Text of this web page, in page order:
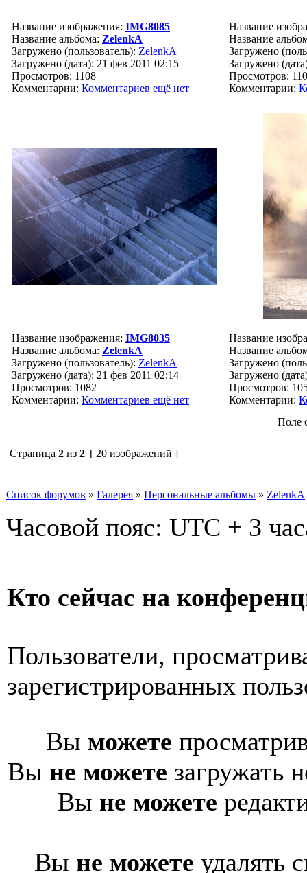
Название изображения: IMG8085
Название альбома: ZelenkA
Загружено (пользователь): ZelenkA
Загружено (дата): 21 фев 2011 02:15
Просмотров: 1108
Комментарии: Комментариев ещё нет
Название
Название
Загружено
Загружено
Просмотров:
Комментарии:
Название изображения: IMG8035
Название альбома: ZelenkA
Загружено (пользователь): ZelenkA
Загружено (дата): 21 фев 2011 02:14
Просмотров: 1082
Комментарии: Комментариев ещё нет
Название
Название
Загружено
Загружено
Просмотров:
Комментарии:
Поле
Страница 2 из 2 [ 20 изображений ]
Список форумов » Галерея » Персональные альбомы » ZelenkA
Часовой пояс: UTC + 3
Кто сейчас на
Пользователи,
зарегистрированных
Вы можете
Вы не можете загружать
Вы не можете
Вы не можете удалять